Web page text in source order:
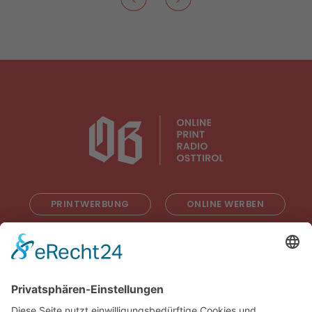
PRINTWERBUNG ONLINE WERBEN